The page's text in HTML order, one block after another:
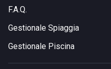
F.A.Q.
Gestionale Spiaggia
Gestionale Piscina